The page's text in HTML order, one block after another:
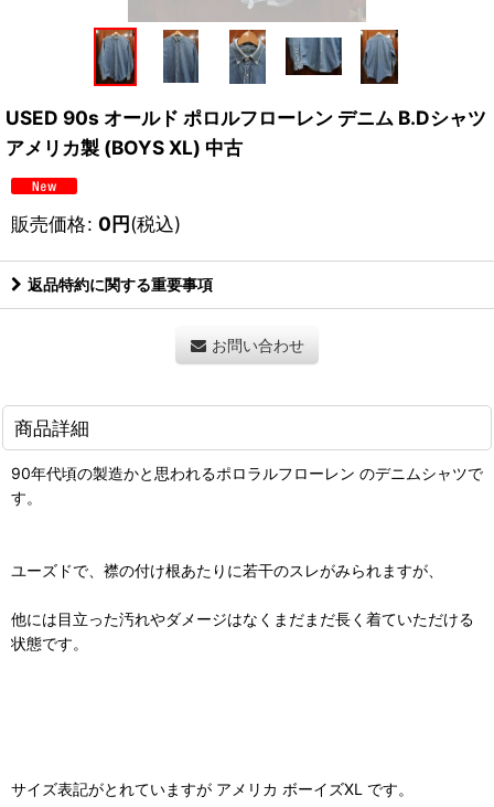
USED 90s オールド ポロルフローレン デニム B.Dシャツ
アメリカ製 (BOYS XL) 中古
販売価格: 0円(税込)
返品特約に関する重要事項
お問い合わせ
商品詳細
90年代頃の製造かと思われるポロラルフローレン のデニムシャツで
す。
ユーズドで、襟の付け根あたりに若干のスレがみられますが、
他には目立った汚れやダメージはなくまだまだ長く着ていただける
状態です。
サイズ表記がとれていますが アメリカ ボーイズXL です。